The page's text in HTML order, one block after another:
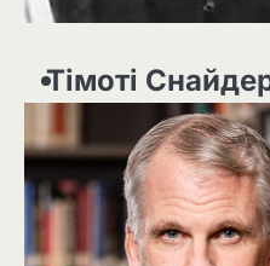
Тімоті